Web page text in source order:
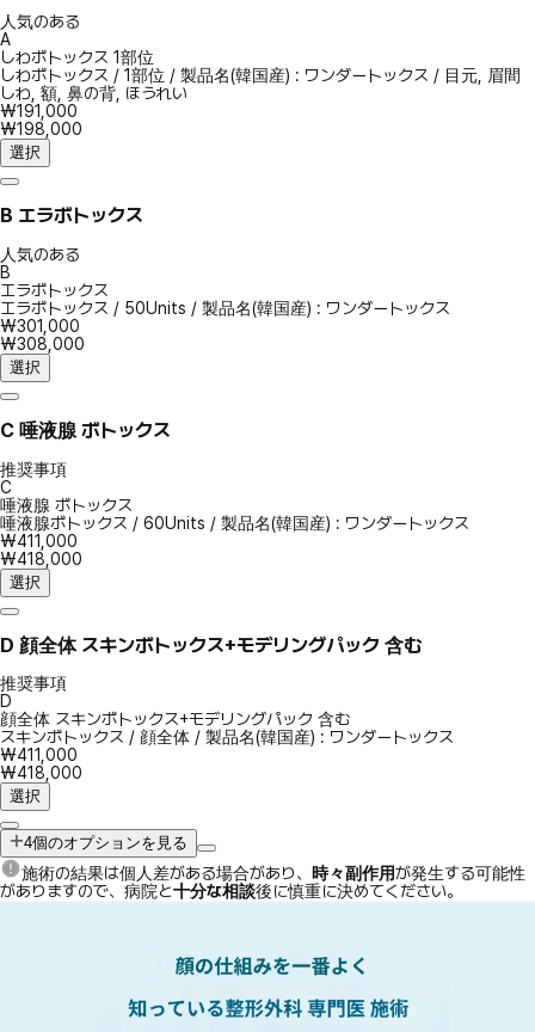
人気のある
A
しわボトックス 1部位
しわボトックス / 1部位 / 製品名(韓国産) : ワンダートックス / 目元, 眉間
しわ, 額, 鼻の背, ほうれい
₩191,000
₩198,000
選択
B エラボトックス
人気のある
B
エラボトックス
エラボトックス / 50Units / 製品名(韓国産) : ワンダートックス
₩301,000
₩308,000
選択
C 唾液腺 ボトックス
推奨事項
C
唾液腺 ボトックス
唾液腺ボトックス / 60Units / 製品名(韓国産) : ワンダートックス
₩411,000
₩418,000
選択
D 顔全体 スキンボトックス+モデリングパック 含む
推奨事項
D
顔全体 スキンボトックス+モデリングパック 含む
スキンボトックス / 顔全体 / 製品名(韓国産) : ワンダートックス
₩411,000
₩418,000
選択
4個のオプションを見る
施術の結果は個人差がある場合があり、 時々副作用が発生する可能性
がありますので、病院と十分な相談後に慎重に決めてください。